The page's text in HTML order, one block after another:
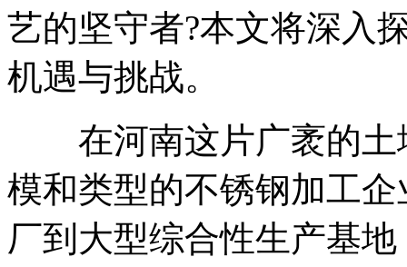
艺的坚守者?本文将深入
机遇与挑战。
在河南这片广袤的土
模和类型的不锈钢加工
厂到大型综合性生产基